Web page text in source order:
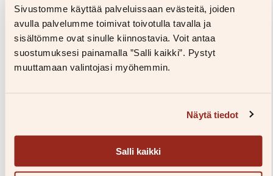
Sivustomme käyttää palveluissaan evästeitä, joiden
avulla palvelumme toimivat toivotulla tavalla ja
sisältömme ovat sinulle kiinnostavia. Voit antaa
suostumuksesi painamalla ”Salli kaikki”. Pystyt
muuttamaan valintojasi myöhemmin.
Näytä tiedot
Salli kaikki
Kirjailijakuvat, kirjojen kannet ja lisäkuvat löytyvät alta
hakutoiminnon avulla.
Kirjailijakuvia saa käyttää ilman erillistä lupaa S&S:n
julkaisemia kirjoja käsittelevien artikkelien tai
tulee mainita kuvaajan nimi ja kustantamo (©
kyseistä kirjaa käsittelevissä julkaisuissa ilman erillistä
lupaa. Huomaathan että neliönmuotoiset kannet ovat
pääsääntöisesti äänikirjojen kansia.